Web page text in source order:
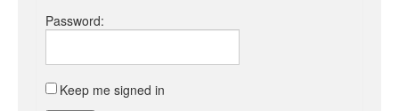
Password:
Keep me signed in